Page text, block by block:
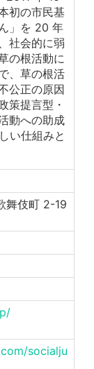
初の市民基
」を 20 年
社会的に弱
の根活動に
、草の根活
公正の原因
策提言型・
動への助成
い仕組みと
舞伎町 2-19
socialju